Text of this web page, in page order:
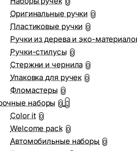
0
Оригинальные ручки 0
Пластиковые ручки 0
Ручки из дерева и эко-
Ручки-стилусы 0
Стержни и чернила 0
Упаковка для ручек 0
Фломастеры 0
наборы 0
Color it 0
Welcome pack 0
Автомобильные наборы 0